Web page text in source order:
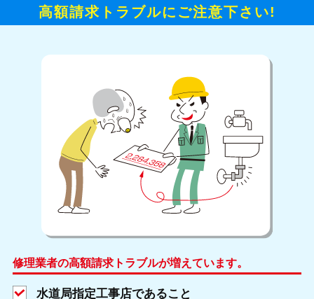
高額請求トラブルにご注意下さい!
修理業者の高額請求トラブルが増えています。
水道局指定工事店であること